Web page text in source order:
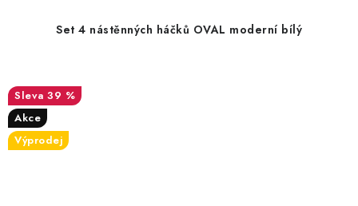
Set 4 nástěnných háčků OVAL moderní bílý
39 %
Akce
Výprodej